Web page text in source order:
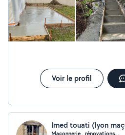
Voir le profil
Imed touati (lyon